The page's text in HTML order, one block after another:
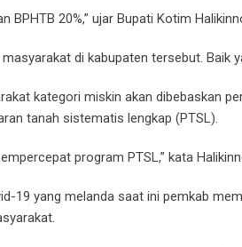
BPHTB 20%,” ujar Bupati Kotim
di kabupaten tersebut. Baik
kategori miskin akan dibebaskan
tanah sistematis lengkap (PTSL).
program PTSL,” kata
19 yang melanda saat ini pemkab